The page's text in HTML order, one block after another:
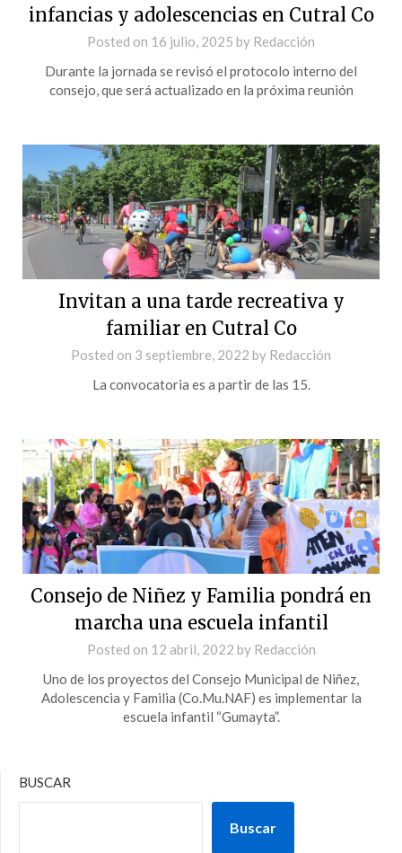
infancias y adolescencias en Cutral Co
Posted on 16 julio, 2025 by Redacción
Durante la jornada se revisó el protocolo interno del
consejo, que será actualizado en la próxima reunión
Invitan a una tarde recreativa y
familiar en Cutral Co
Posted on 3 septiembre, 2022 by Redacción
La convocatoria es a partir de las 15.
Consejo de Niñez y Familia pondrá en
marcha una escuela infantil
Posted on 12 abril, 2022 by Redacción
Uno de los proyectos del Consejo Municipal de Niñez,
Adolescencia y Familia (Co.Mu.NAF) es implementar la
escuela infantil “Gumayta”.
BUSCAR
Buscar